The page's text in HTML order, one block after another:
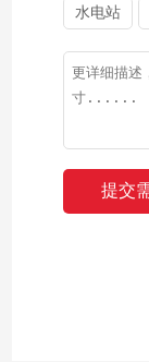
水电站